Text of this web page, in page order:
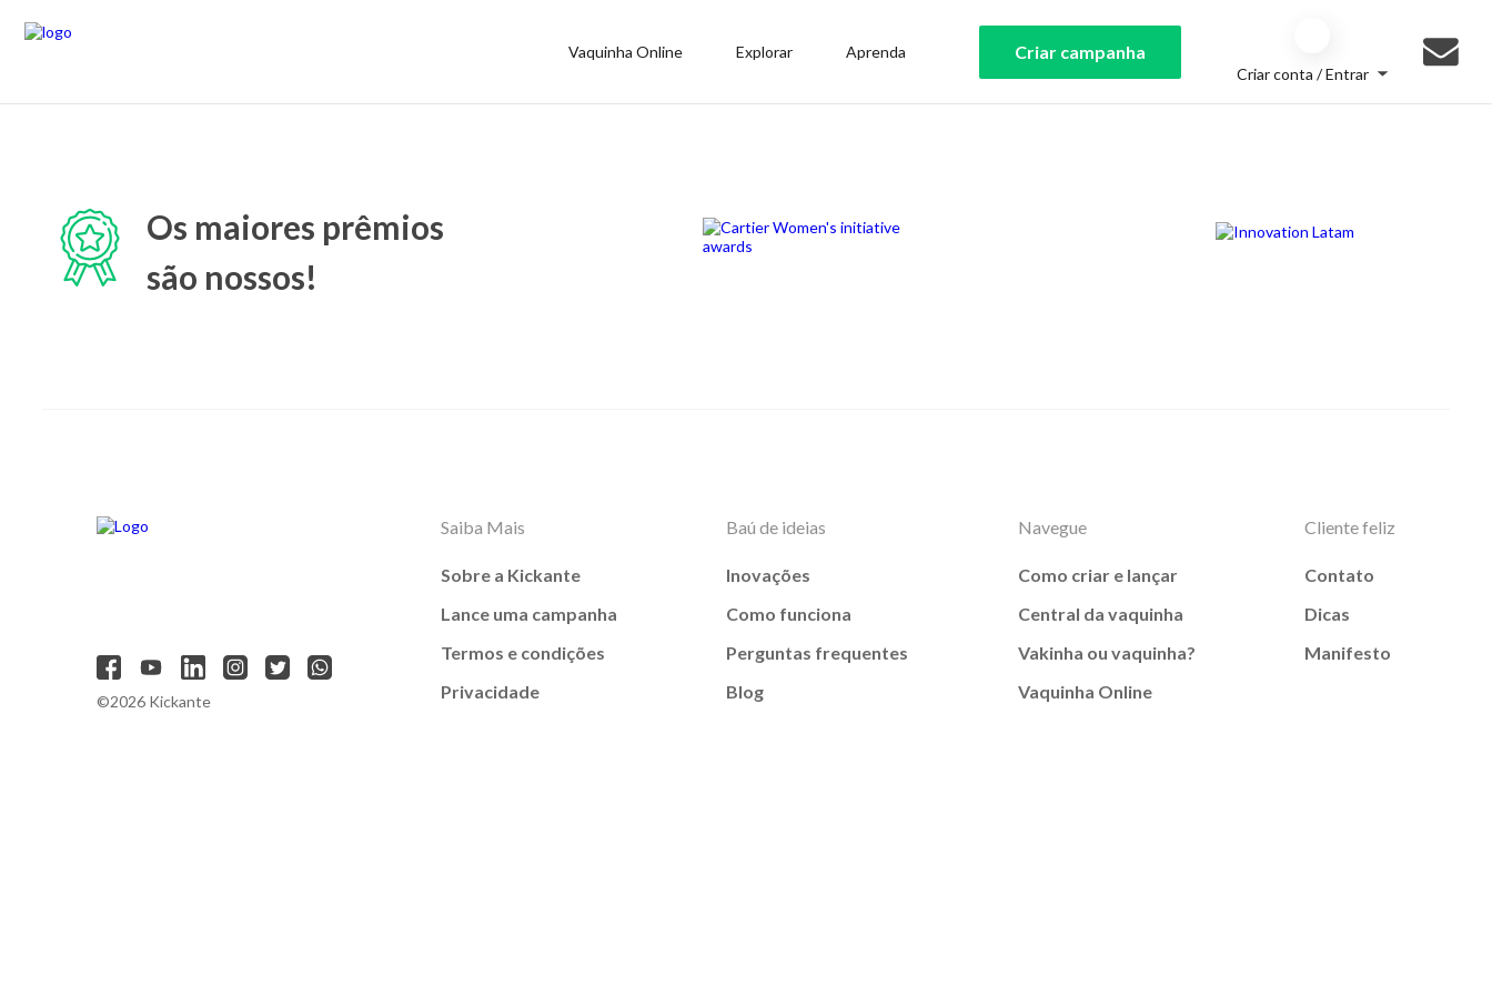
Vaquinha Online Explorar Aprenda Criar campanha
Criar conta / Entrar
Os maiores prêmios
são nossos!
©2026 Kickante
Saiba Mais
Sobre a Kickante
Lance uma campanha
Termos e condições
Privacidade
Baú de ideias
Inovações
Como funciona
Perguntas frequentes
Blog
Navegue
Como criar e lançar
Central da vaquinha
Vakinha ou vaquinha?
Vaquinha Online
Cliente feliz
Contato
Dicas
Manifesto